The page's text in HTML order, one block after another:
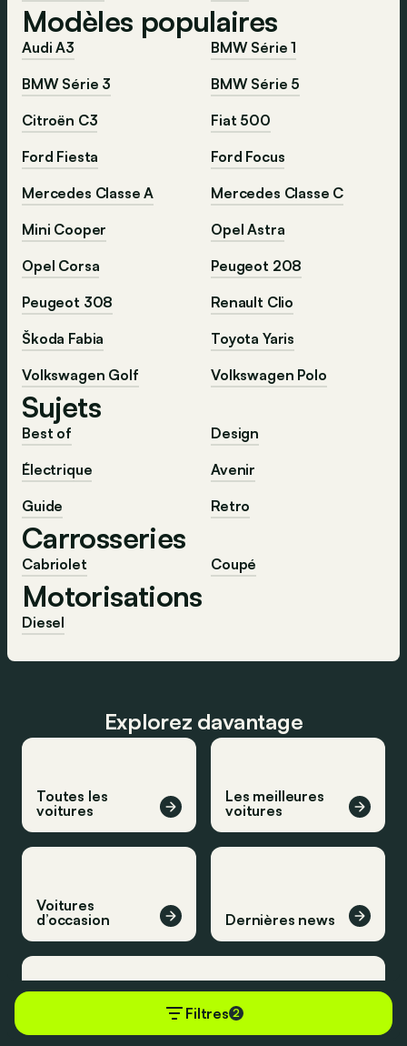
Filtres 2
Modèles populaires
Audi A3
BMW Série 1
BMW Série 3
BMW Série 5
Citroën C3
Fiat 500
Ford Fiesta
Ford Focus
Mercedes Classe A
Mercedes Classe C
Mini Cooper
Opel Astra
Opel Corsa
Peugeot 208
Peugeot 308
Renault Clio
Škoda Fabia
Toyota Yaris
Volkswagen Golf
Volkswagen Polo
Sujets
Best of
Design
Électrique
Avenir
Guide
Retro
Carrosseries
Cabriolet Coupé
Motorisations
Diesel
Explorez davantage
Toutes les
voitures
Les meilleures
voitures
Voitures
d’occasion
Dernières news